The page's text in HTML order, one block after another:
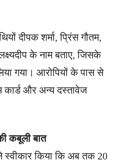
दीपक शर्मा, प्रिंस गौतम,
के नाम बताए, जिसके
गया। आरोपियों के पास से
कार्ड और अन्य दस्तावेज
कबूली बात
स्वीकार किया कि अब तक 20